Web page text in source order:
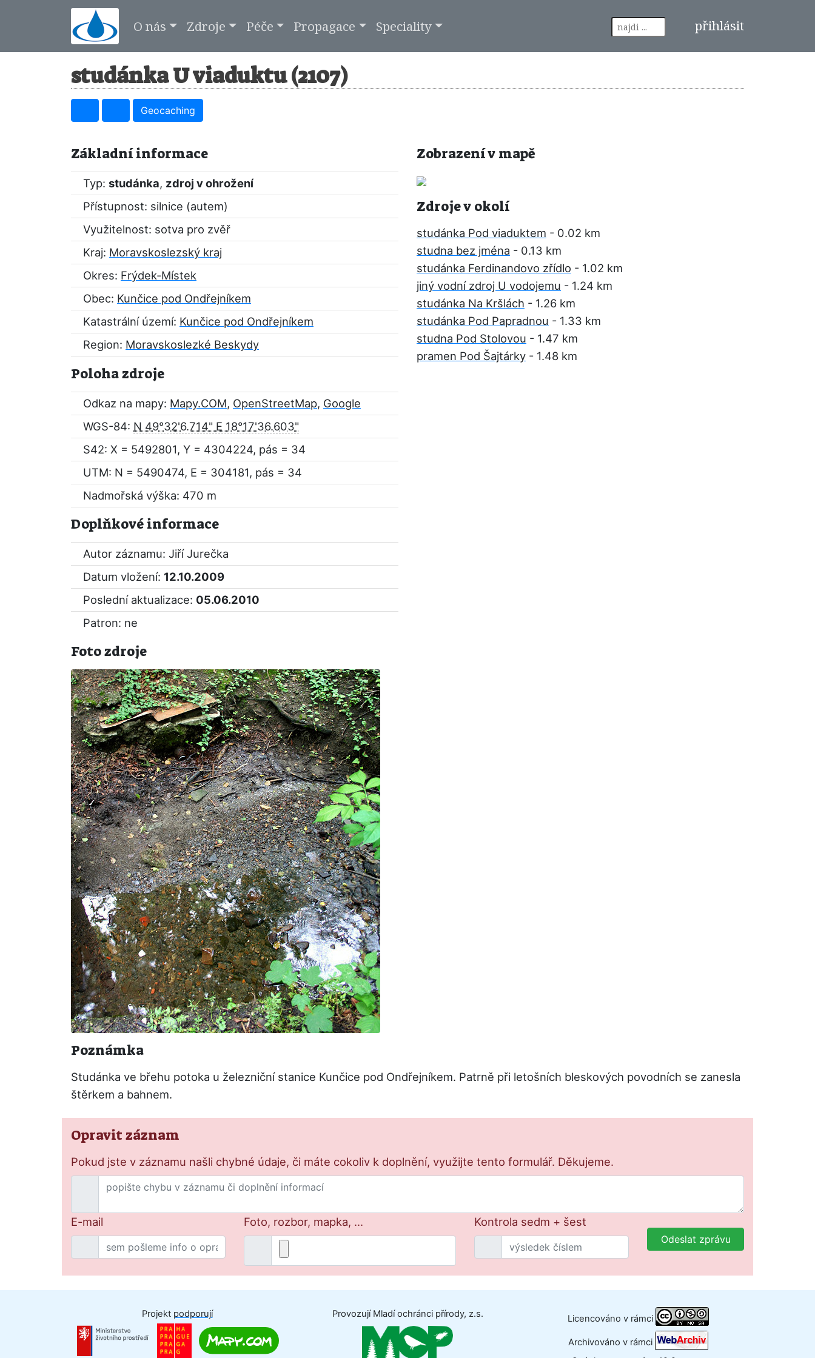
O nás Zdroje Péče Propagace Speciality přihlásit
studánka U viaduktu (2107)
Geocaching
Základní informace
Typ: studánka, zdroj v ohrožení
Přístupnost: silnice (autem)
Využitelnost: sotva pro zvěř
Kraj: Moravskoslezský kraj
Okres: Frýdek-Místek
Obec: Kunčice pod Ondřejníkem
Katastrální území: Kunčice pod Ondřejníkem
Region: Moravskoslezké Beskydy
Poloha zdroje
Odkaz na mapy: Mapy.COM, OpenStreetMap, Google
WGS-84: N 49°32'6.714" E 18°17'36.603"
S42: X = 5492801, Y = 4304224, pás = 34
UTM: N = 5490474, E = 304181, pás = 34
Nadmořská výška: 470 m
Doplňkové informace
Autor záznamu: Jiří Jurečka
Datum vložení: 12.10.2009
Poslední aktualizace: 05.06.2010
Patron: ne
Zobrazení v mapě
Zdroje v okolí
studánka Pod viaduktem - 0.02 km
studna bez jména - 0.13 km
studánka Ferdinandovo zřídlo - 1.02 km
jiný vodní zdroj U vodojemu - 1.24 km
studánka Na Kršlách - 1.26 km
studánka Pod Papradnou - 1.33 km
studna Pod Stolovou - 1.47 km
pramen Pod Šajtárky - 1.48 km
Foto zdroje
Poznámka
Studánka ve břehu potoka u železniční stanice Kunčice pod Ondřejníkem. Patrně při letošních bleskových povodních se zanesla
štěrkem a bahnem.
Opravit záznam
Pokud jste v záznamu našli chybné údaje, či máte cokoliv k doplnění, využijte tento formulář. Děkujeme.
E-mail Foto, rozbor, mapka, ... Kontrola sedm + šest
Odeslat zprávu
Projekt podporují Provozují Mladí ochránci přírody, z.s. Licencováno v rámci
Archivováno v rámci